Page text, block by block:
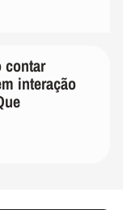
contar
interação